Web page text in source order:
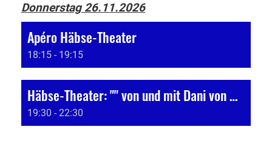
Donnerstag 26.11.2026
Apéro Häbse-Theater
18:15 - 19:15
Häbse-Theater: "" von und mit Dani von Wattenwyl
19:30 - 22:30